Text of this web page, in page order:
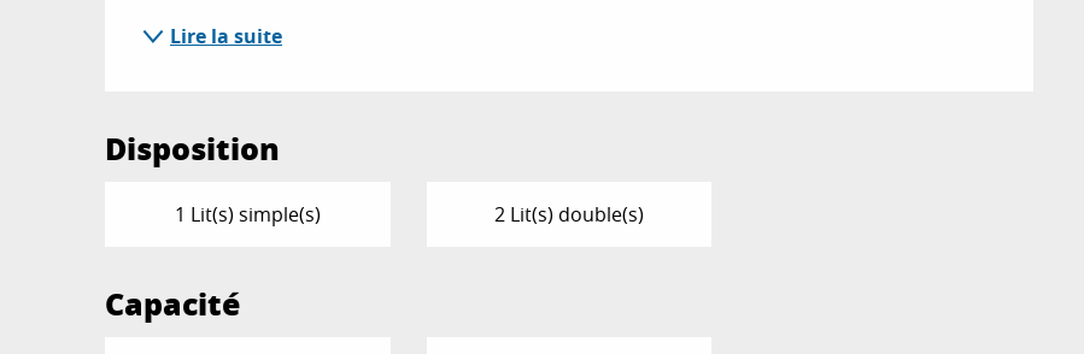
Lire la suite
Disposition
1 Lit(s) simple(s) 2 Lit(s) double(s)
Capacité